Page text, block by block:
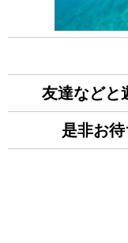
友達などと
是非お